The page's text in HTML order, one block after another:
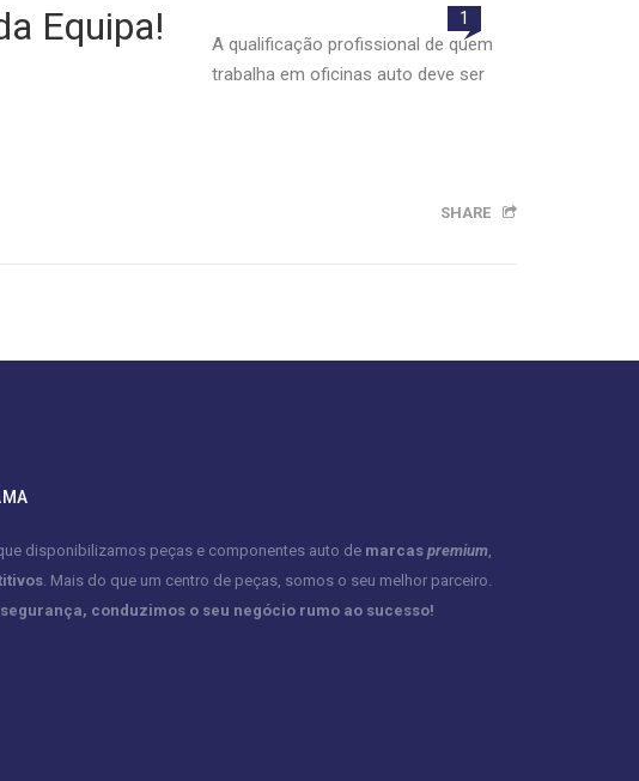
Equipa!
1
A qualificação profissional de quem
trabalha em oficinas auto deve ser
SHARE
disponibilizamos peças e componentes auto de marcas premium,
. Mais do que um centro de peças, somos o seu melhor parceiro.
conduzimos o seu negócio rumo ao sucesso!